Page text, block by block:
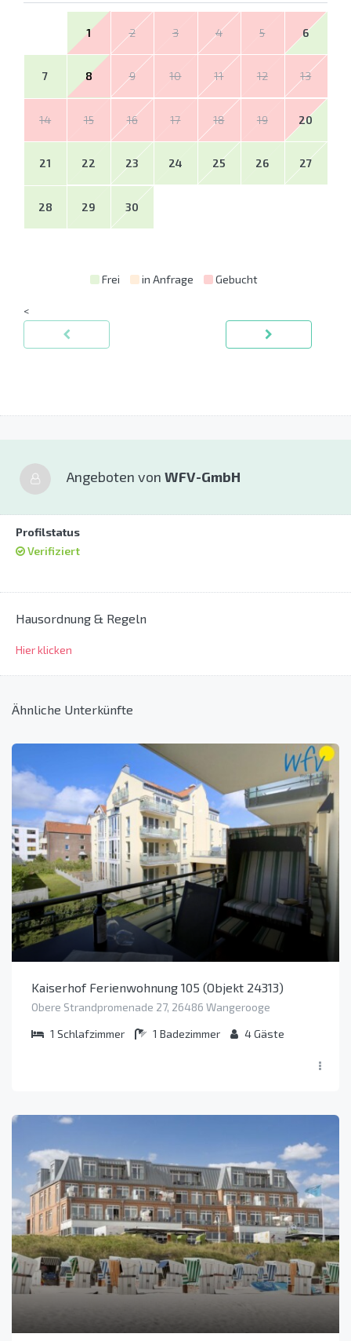
1 2 3 4 5 6
7 8 9 10 11 12 13
14 15 16 17 18 19 20
21 22 23 24 25 26 27
28 29 30
Frei in Anfrage Gebucht
<
Angeboten von WFV-GmbH
Profilstatus
Verifiziert
Hausordnung & Regeln
Hier klicken
Ähnliche Unterkünfte
Kaiserhof Ferienwohnung 105 (Objekt 24313)
Obere Strandpromenade 27, 26486 Wangerooge
1 Schlafzimmer 1 Badezimmer 4Gäste